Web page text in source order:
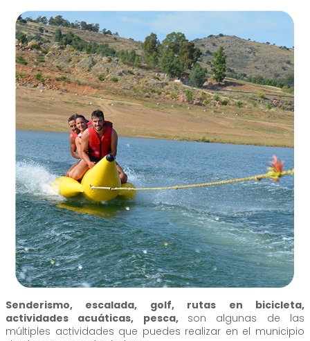
Senderismo, escalada, golf, rutas en bicicleta,
actividades acuáticas, pesca, son algunas de las
múltiples actividades que puedes realizar en el municipio